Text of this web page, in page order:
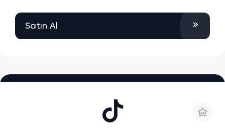
Satın Al